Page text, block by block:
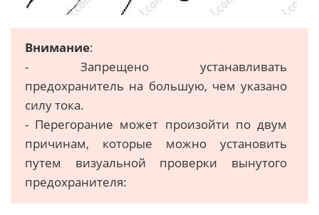
Внимание:
- Запрещено устанавливать
предохранитель на большую, чем указано
силу тока.
- Перегорание может произойти по двум
причинам, которые можно установить
путем визуальной проверки вынутого
предохранителя: